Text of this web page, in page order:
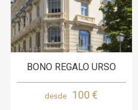
BONO REGALO URSO
desde 100 €